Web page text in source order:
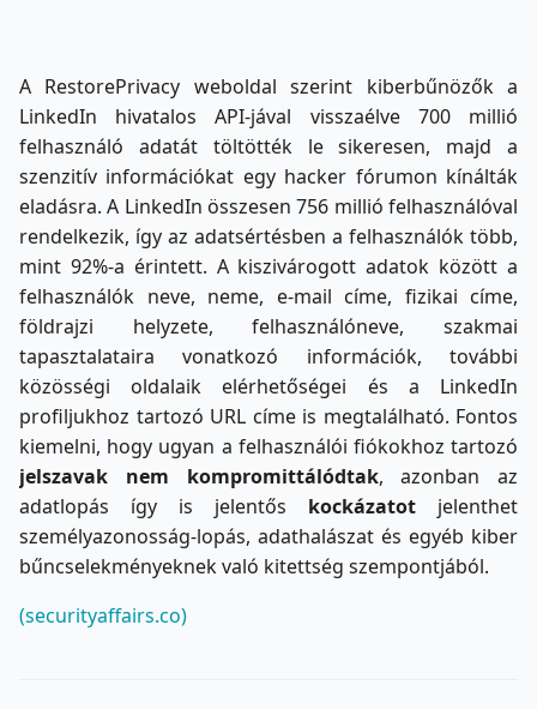
A RestorePrivacy weboldal szerint kiberbűnözők a
LinkedIn hivatalos API-jával visszaélve 700 millió
felhasználó adatát töltötték le sikeresen, majd a
szenzitív információkat egy hacker fórumon kínálták
eladásra. A LinkedIn összesen 756 millió felhasználóval
rendelkezik, így az adatsértésben a felhasználók több,
mint 92%-a érintett. A kiszivárogott adatok között a
felhasználók neve, neme, e-mail címe, fizikai címe,
földrajzi helyzete, felhasználóneve, szakmai
tapasztalataira vonatkozó információk, további
közösségi oldalaik elérhetőségei és a LinkedIn
profiljukhoz tartozó URL címe is megtalálható. Fontos
kiemelni, hogy ugyan a felhasználói fiókokhoz tartozó
jelszavak nem kompromittálódtak, azonban az
adatlopás így is jelentős kockázatot jelenthet
személyazonosság-lopás, adathalászat és egyéb kiber
bűncselekményeknek való kitettség szempontjából.
(securityaffairs.co)